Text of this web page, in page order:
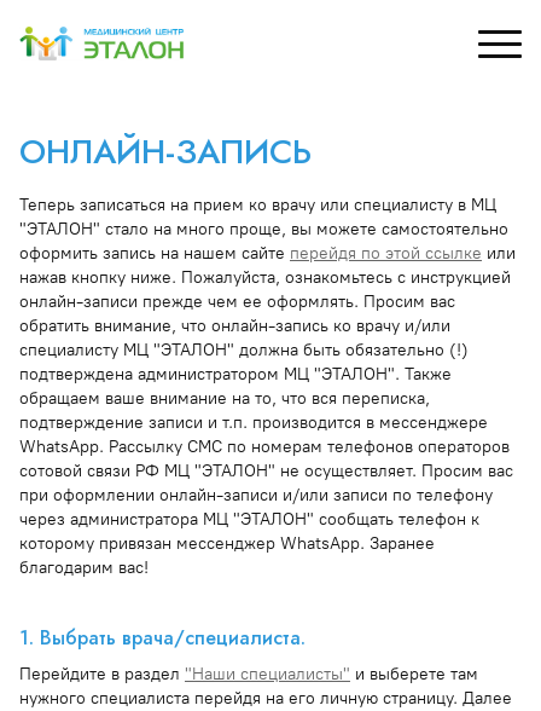
СМАД
и лаб. исследования
капельницы
Специалисты УЗИ
Перечень УЗИ
М
С
ОНЛАЙН-ЗАПИСЬ
Теперь записаться на прием ко врачу или специалисту в МЦ
"ЭТАЛОН" стало на много проще, вы можете самостоятельно
оформить запись на нашем сайте перейдя по этой ссылке или
нажав кнопку ниже. Пожалуйста, ознакомьтесь с инструкцией
онлайн-записи прежде чем ее оформлять. Просим вас
обратить внимание, что онлайн-запись ко врачу и/или
специалисту МЦ "ЭТАЛОН" должна быть обязательно (!)
подтверждена администратором МЦ "ЭТАЛОН". Также
обращаем ваше внимание на то, что вся переписка,
подтверждение записи и т.п. производится в мессенджере
WhatsApp. Рассылку СМС по номерам телефонов операторов
сотовой связи РФ МЦ "ЭТАЛОН" не осуществляет. Просим вас
при оформлении онлайн-записи и/или записи по телефону
через администратора МЦ "ЭТАЛОН" сообщать телефон к
которому привязан мессенджер WhatsApp. Заранее
благодарим вас!
1. Выбрать врача/специалиста.
Перейдите в раздел "Наши специалисты" и выберете там
нужного специалиста перейдя на его личную страницу. Далее